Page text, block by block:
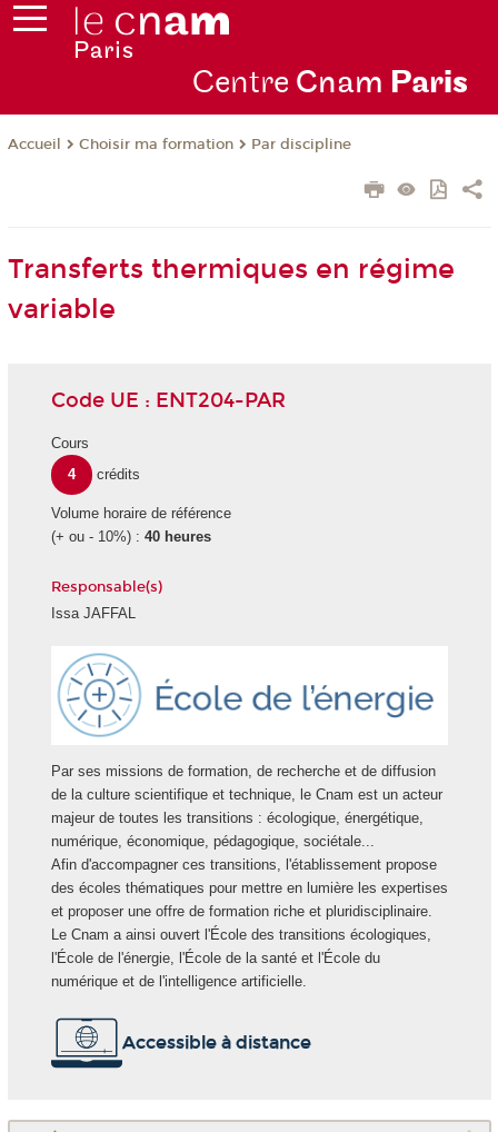
Centre Cnam Paris
Accueil Choisir ma formation Par discipline
Transferts thermiques en régime
variable
Code UE : ENT204-PAR
Cours
4
crédits
Volume horaire de référence
(+ ou - 10%) : 40 heures
Responsable(s)
Issa JAFFAL
Par ses missions de formation, de recherche et de diffusion
de la culture scientifique et technique, le Cnam est un acteur
majeur de toutes les transitions : écologique, énergétique,
numérique, économique, pédagogique, sociétale...
Afin d'accompagner ces transitions, l'établissement propose
des écoles thématiques pour mettre en lumière les expertises
et proposer une offre de formation riche et pluridisciplinaire.
Le Cnam a ainsi ouvert l'École des transitions écologiques,
l'École de l'énergie, l'École de la santé et l'École du
numérique et de l'intelligence artificielle.
Accessible à distance